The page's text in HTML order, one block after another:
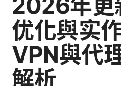
优化與实
VPN與代
解析